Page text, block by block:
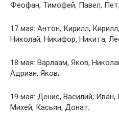
Феофан, Тимофей, Павел,
17 мая: Антон, Кирилл,
Николай, Никифор, Никита,
18 мая: Варлаам, Яков,
Адриан, Яков;
19 мая: Денис, Василий,
Михей, Касьян, Донат;